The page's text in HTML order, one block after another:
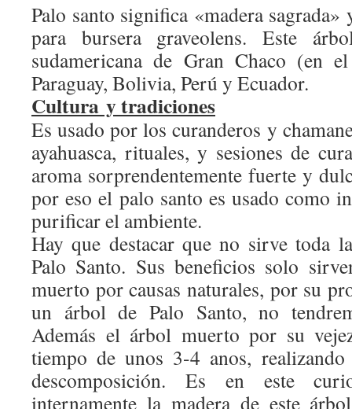
Palo santo significa «madera
para bursera graveolens. Este
sudamericana de Gran Chaco (en
Paraguay, Bolivia, Perú y Ecuador.
Cultura y tradiciones
Es usado por los curanderos y
ayahuasca, rituales, y sesiones de
aroma sorprendentemente fuerte y
por eso el palo santo es usado como
purificar el ambiente.
Hay que destacar que no sirve toda
Palo Santo. Sus beneficios solo
muerto por causas naturales, por su
un árbol de Palo Santo, no
Además el árbol muerto por su
tiempo de unos 3-4 anos,
descomposición. Es en este
internamente la madera de este